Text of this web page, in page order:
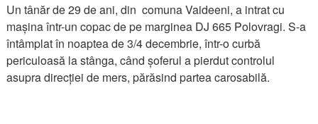
Un tânăr de 29 de ani, din comuna Vaideeni, a intrat cu
mașina într-un copac de pe marginea DJ 665 Polovragi. S-a
întâmplat în noaptea de 3/4 decembrie, într-o curbă
periculoasă la stânga, când șoferul a pierdut controlul
asupra direcției de mers, părăsind partea carosabilă.